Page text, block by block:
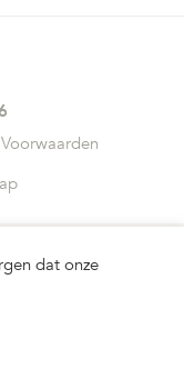
bij dat onze